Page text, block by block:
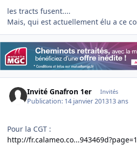
les tracts fusent....
Mais, qui est actuellement élu a ce
Invité Gnafron 1er Invités
Publication: 14 janvier 201313 ans
Pour la CGT :
http://